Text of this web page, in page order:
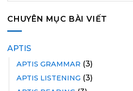
CHUYÊN MỤC BÀI VIẾT
APTIS
APTIS GRAMMAR (3)
APTIS LISTENING (3)